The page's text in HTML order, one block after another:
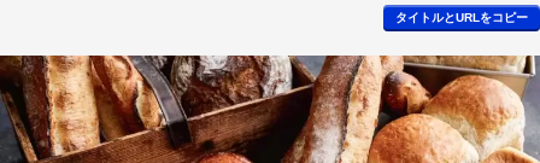
タイトルとURLをコピー